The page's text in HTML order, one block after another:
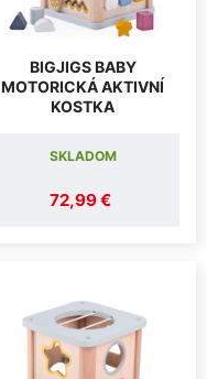
BIGJIGS BABY
MOTORICKÁ AKTIVNÍ
KOSTKA
72,99 €
SKLADOM